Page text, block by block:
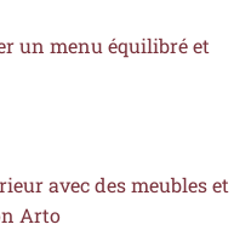
un menu équilibré et
avec des meubles et
Arto